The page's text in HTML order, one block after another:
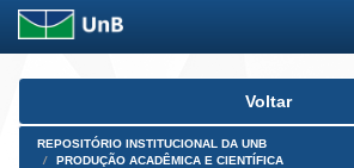
Skip
Voltar
REPOSITÓRIO INSTITUCIONAL DA UNB
PRODUÇÃO ACADÊMICA E CIENTÍFICA